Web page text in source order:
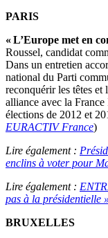
PARIS
« L’Europe met en
Roussel, candidat
Dans un entretien
national du Parti
reconquérir les têtes
alliance avec la
élections de 2012 et
EURACTIV France)
Lire également :
enclins à voter pour
Lire également :
pas à la présidentielle »
BRUXELLES